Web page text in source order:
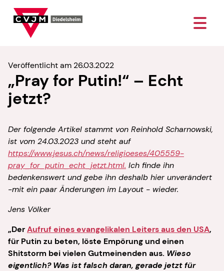
Veröffentlicht am 26.03.2022
„Pray for Putin!“ – Echt
jetzt?
Der folgende Artikel stammt von Reinhold Scharnowski,
ist vom 24.03.2023 und steht auf
https://www.jesus.ch/news/religioeses/405559-
pray_for_putin_echt_jetzt.html. Ich finde ihn
bedenkenswert und gebe ihn deshalb hier unverändert
-mit ein paar Änderungen im Layout - wieder.
Jens Völker
„DerAufruf eines evangelikalen Leiters aus den USA,
für Putin zu beten, löste Empörung und einen
Shitstorm bei vielen Gutmeinenden aus. Wieso
eigentlich? Was ist falsch daran, gerade jetzt für